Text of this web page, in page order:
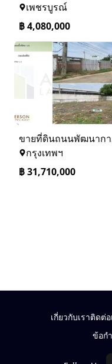
เพชรบูรณ์
฿4,080,000
กรุงเทพฯ
฿31,710,000
เกี่ยวกับเราติดต่อ
ข้อก